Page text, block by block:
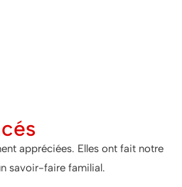
appréciées. Elles ont fait notre
savoir-faire familial.